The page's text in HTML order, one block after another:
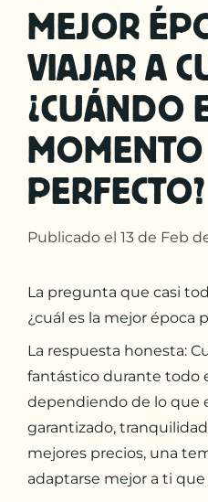
MEJOR
VIAJAR A
¿CUÁNDO
MOMENTO
PERFECTO?
Publicado el 13 de Feb
La pregunta que casi
¿cuál es la mejor época
La respuesta honesta:
fantástico durante todo
dependiendo de lo que
garantizado,
mejores precios, una
adaptarse mejor a ti que